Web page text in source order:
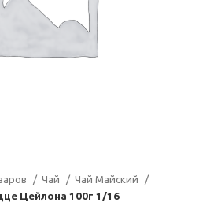
Чай
Чай Майский
Цейлона 100г 1/16